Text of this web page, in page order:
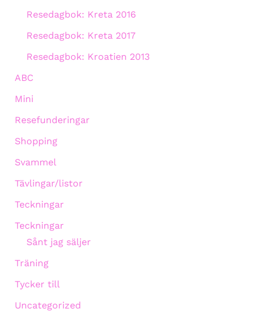
Resedagbok: Kreta 2016
Resedagbok: Kreta 2017
Resedagbok: Kroatien 2013
ABC
Mini
Resefunderingar
Shopping
Svammel
Tävlingar/listor
Teckningar
Teckningar
Sånt jag säljer
Träning
Tycker till
Uncategorized